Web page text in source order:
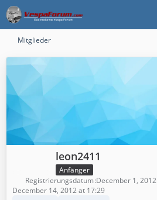
Mitglieder
leon2411
Anfänger
Registrierungsdatum December 1, 2012
December 14, 2012 at 17:29